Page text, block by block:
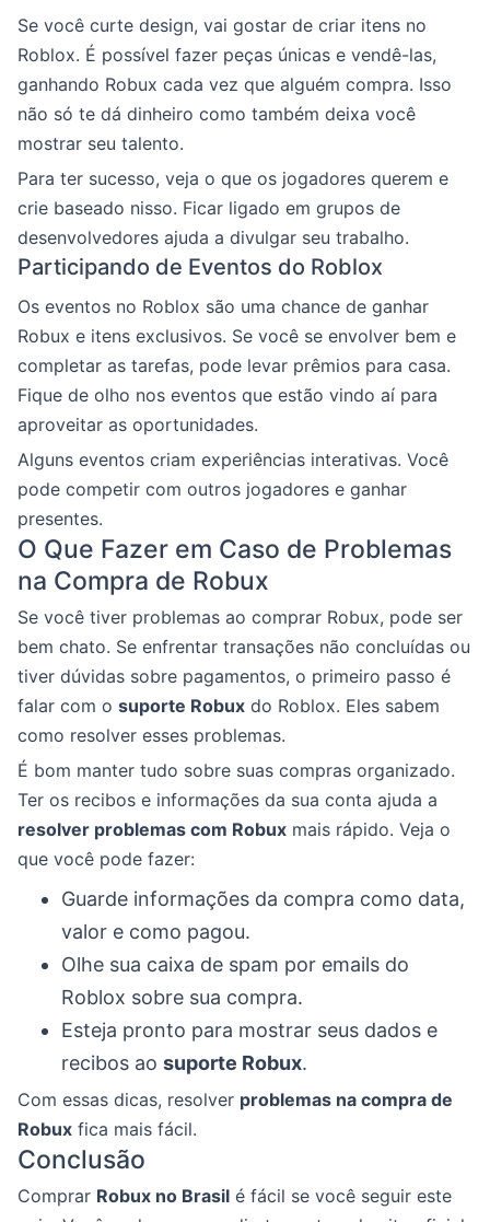
Se você curte design, vai gostar de criar itens no
Roblox. É possível fazer peças únicas e vendê-las,
ganhando Robux cada vez que alguém compra. Isso
não só te dá dinheiro como também deixa você
mostrar seu talento.
Para ter sucesso, veja o que os jogadores querem e
crie baseado nisso. Ficar ligado em grupos de
desenvolvedores ajuda a divulgar seu trabalho.
Participando de Eventos do Roblox
Os eventos no Roblox são uma chance de ganhar
Robux e itens exclusivos. Se você se envolver bem e
completar as tarefas, pode levar prêmios para casa.
Fique de olho nos eventos que estão vindo aí para
aproveitar as oportunidades.
Alguns eventos criam experiências interativas. Você
pode competir com outros jogadores e ganhar
presentes.
O Que Fazer em Caso de Problemas
na Compra de Robux
Se você tiver problemas ao comprar Robux, pode ser
bem chato. Se enfrentar transações não concluídas ou
tiver dúvidas sobre pagamentos, o primeiro passo é
falar com o suporte Robux do Roblox. Eles sabem
como resolver esses problemas.
É bom manter tudo sobre suas compras organizado.
Ter os recibos e informações da sua conta ajuda a
resolver problemas com Robux mais rápido. Veja o
que você pode fazer:
Guarde informações da compra como data,
valor e como pagou.
Olhe sua caixa de spam por emails do
Roblox sobre sua compra.
Esteja pronto para mostrar seus dados e
recibos ao suporte Robux.
Com essas dicas, resolver problemas na compra de
Robux fica mais fácil.
Conclusão
Comprar Robux no Brasil é fácil se você seguir este